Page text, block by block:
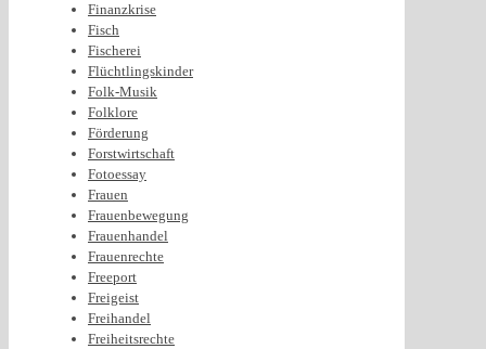
Finanzkrise
Fisch
Fischerei
Flüchtlingskinder
Folk-Musik
Folklore
Förderung
Forstwirtschaft
Fotoessay
Frauen
Frauenbewegung
Frauenhandel
Frauenrechte
Freeport
Freigeist
Freihandel
Freiheitsrechte